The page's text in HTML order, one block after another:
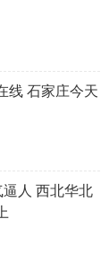
线 石家庄今天
逼人 西北华北